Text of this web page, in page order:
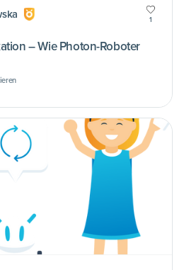
1
– Wie Photon-Roboter